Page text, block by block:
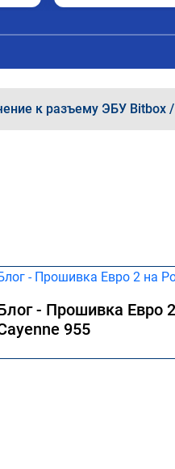
к разъему ЭБУ Bitbox /
- Прошивка Евро
955